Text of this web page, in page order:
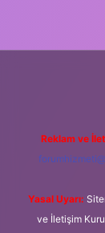
Reklam ve
Yasal Uyarı:
ve İletişim